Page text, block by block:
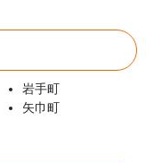
岩手町
矢巾町